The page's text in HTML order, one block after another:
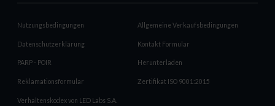
Nutzungsbedingungen Allgemeine Verkaufsbedingungen
Datenschutzerklärung Kontakt Formular
PARP - POIR Herunterladen
Reklamationsformular Zertifikat ISO 9001:2015
Verhaltenskodex von LED Labs S.A.